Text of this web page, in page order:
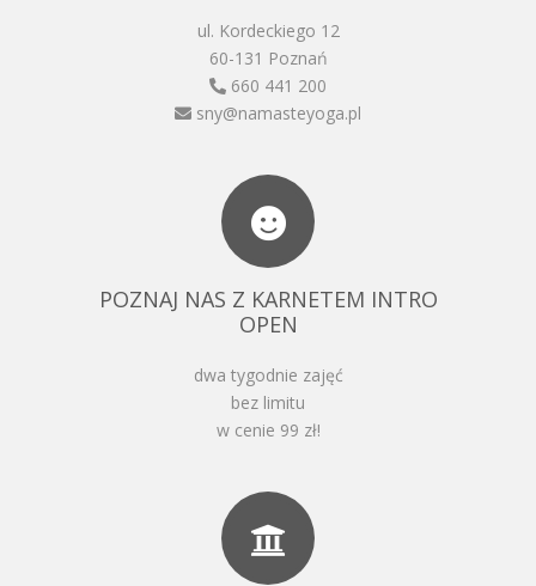
ul. Kordeckiego 12
60-131 Poznań
660 441 200
sny@namasteyoga.pl
POZNAJ NAS Z KARNETEM INTRO
OPEN
dwa tygodnie zajęć
bez limitu
w cenie 99 zł!